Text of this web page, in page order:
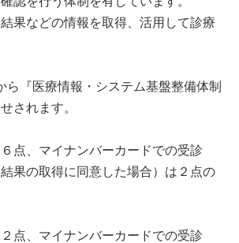
果などの情報を取得、活用して診療
ら『医療情報・システム基盤整備体制
されます。
点、マイナンバーカードでの受診
結果の取得に同意した場合）は２点の
点、マイナンバーカードでの受診